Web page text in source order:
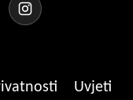
Uvjeti